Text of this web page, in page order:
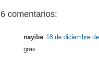
6 comentarios:
nayibe 18 de diciembre
gras